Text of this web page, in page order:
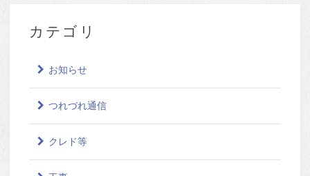
カテゴリ
お知らせ
つれづれ通信
クレド等